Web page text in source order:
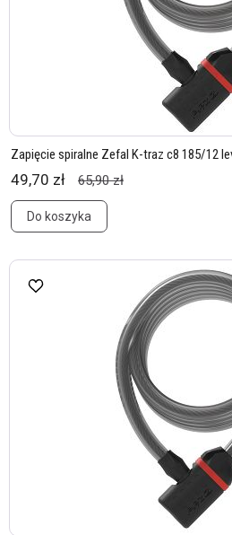
Zapięcie spiralne Zefal K-traz c8 185/12
49,70 zł 65,90 zł
Do koszyka